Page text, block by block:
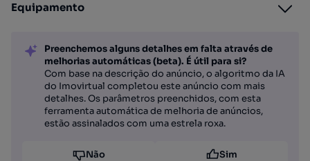
Equipamento
Preenchemos alguns detalhes em falta através de
melhorias automáticas (beta). É útil para si?
Com base na descrição do anúncio, o algoritmo da IA
do Imovirtual completou este anúncio com mais
detalhes. Os parâmetros preenchidos, com esta
ferramenta automática de melhoria de anúncios,
estão assinalados com uma estrela roxa.
Não Sim